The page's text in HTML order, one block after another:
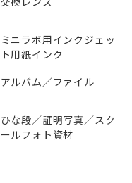
ミニラボ用インクジェッ
ト用紙インク
アルバム／ファイル
ひな段／証明写真／スク
ールフォト資材